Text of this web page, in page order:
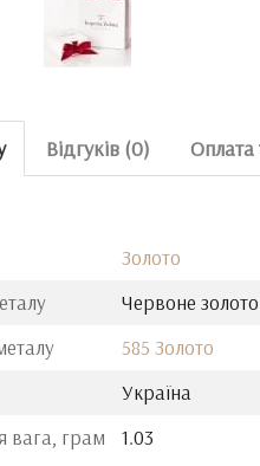
Відгуків (0) Оплата
Золото
Червоне золото
585 Золото
Україна
вага, грам
1.03